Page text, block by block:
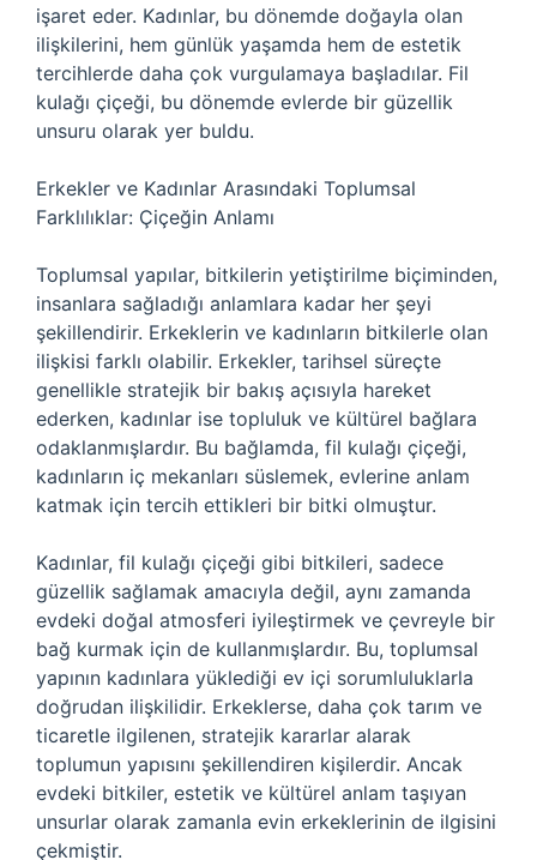
işaret eder. Kadınlar, bu dönemde doğayla olan
ilişkilerini, hem günlük yaşamda hem de estetik
tercihlerde daha çok vurgulamaya başladılar. Fil
kulağı çiçeği, bu dönemde evlerde bir güzellik
unsuru olarak yer buldu.
Erkekler ve Kadınlar Arasındaki Toplumsal
Farklılıklar: Çiçeğin Anlamı
Toplumsal yapılar, bitkilerin yetiştirilme biçiminden,
insanlara sağladığı anlamlara kadar her şeyi
şekillendirir. Erkeklerin ve kadınların bitkilerle olan
ilişkisi farklı olabilir. Erkekler, tarihsel süreçte
genellikle stratejik bir bakış açısıyla hareket
ederken, kadınlar ise topluluk ve kültürel bağlara
odaklanmışlardır. Bu bağlamda, fil kulağı çiçeği,
kadınların iç mekanları süslemek, evlerine anlam
katmak için tercih ettikleri bir bitki olmuştur.
Kadınlar, fil kulağı çiçeği gibi bitkileri, sadece
güzellik sağlamak amacıyla değil, aynı zamanda
evdeki doğal atmosferi iyileştirmek ve çevreyle bir
bağ kurmak için de kullanmışlardır. Bu, toplumsal
yapının kadınlara yüklediği ev içi sorumluluklarla
doğrudan ilişkilidir. Erkeklerse, daha çok tarım ve
ticaretle ilgilenen, stratejik kararlar alarak
toplumun yapısını şekillendiren kişilerdir. Ancak
evdeki bitkiler, estetik ve kültürel anlam taşıyan
unsurlar olarak zamanla evin erkeklerinin de ilgisini
çekmiştir.